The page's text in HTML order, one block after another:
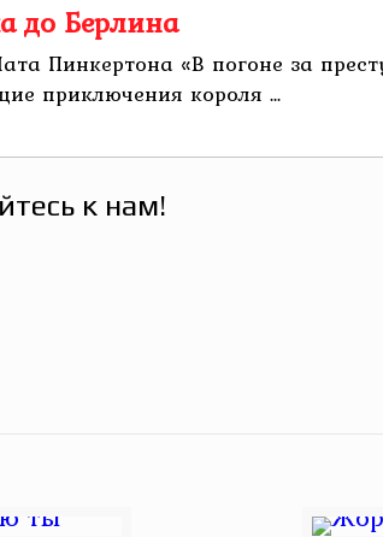
до Берлина
Пинкертона «В погоне за
приключения короля ...
к нам!